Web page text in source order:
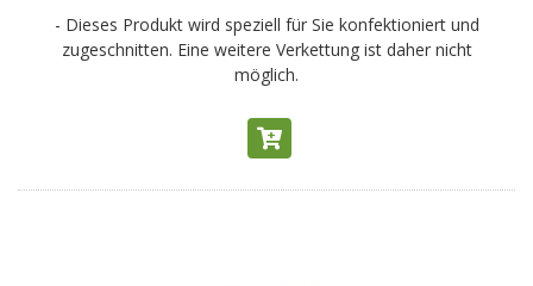
- Dieses Produkt wird speziell für Sie konfektioniert und
zugeschnitten. Eine weitere Verkettung ist daher nicht
möglich.